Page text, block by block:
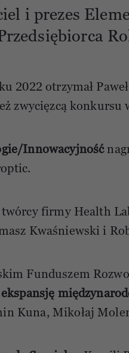
i prezes
2022 otrzymał
zwycięzcą konkursu
Innowacyjność
firmy Health
Kwaśniewski i
Funduszem
Kuna, Mikołaj